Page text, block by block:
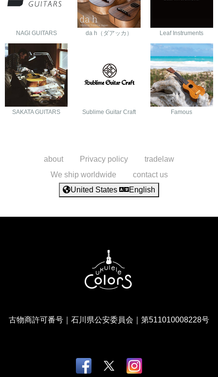
NAGI GUITARS da h（ダアッカ） Leaf Instruments
SAKATA GUITARS Sublime Guitar Craft Famous
about Privacy policy
tradelaw
We ship worldwide
contact us
United States
English
古物商許可番号｜石川県公安委員会｜第511010008228号